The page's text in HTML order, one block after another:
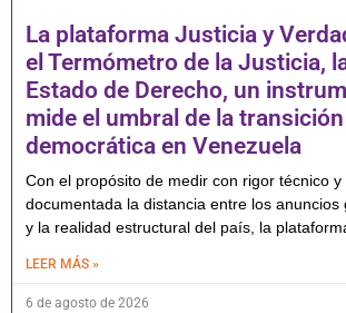
La plataforma Justicia y
el Termómetro de la Justicia,
Estado de Derecho, un
mide el umbral de la transición
democrática en Venezuela
Con el propósito de medir con rigor técnico y
documentada la distancia entre los anuncios
y la realidad estructural del país, la
LEER MÁS »
6 de agosto de 2026